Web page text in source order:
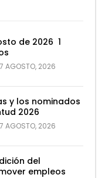
de 2026 1
7 AGOSTO, 2026
y los nominados
2026
7 AGOSTO, 2026
del
empleos